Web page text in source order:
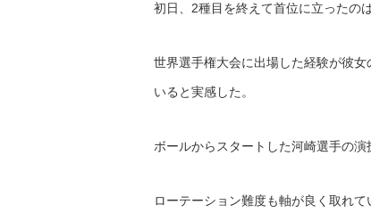
初日、2種目を終えて首位に立ったの
世界選手権大会に出場した経験が彼
いると実感した。
ボールからスタートした河崎選手の演
ローテーション難度も軸が良く取れ